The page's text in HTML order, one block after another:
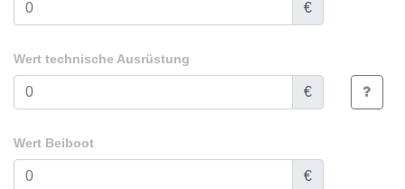
€
Wert technische Ausrüstung
€
Wert Beiboot
€